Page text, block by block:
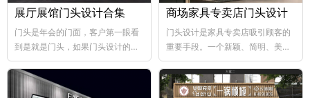
展厅展馆门头设计合集
门头是年会的门面，客户第一眼看
到是就是门头，如果门头设计的比
较好，那年会也向...
商场家具专卖店门头设计
门头设计是家具专卖店吸引顾客的
重要手段。一个新颖、简明、美观
大方的门...